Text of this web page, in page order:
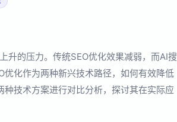
升的压力。传统SEO优化效果减弱，而AI搜
化作为两种新兴技术路径，如何有效降低
技术方案进行对比分析，探讨其在实际应